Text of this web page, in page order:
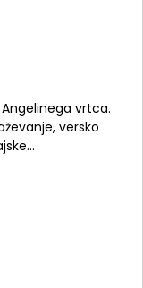
vrtca.
versko